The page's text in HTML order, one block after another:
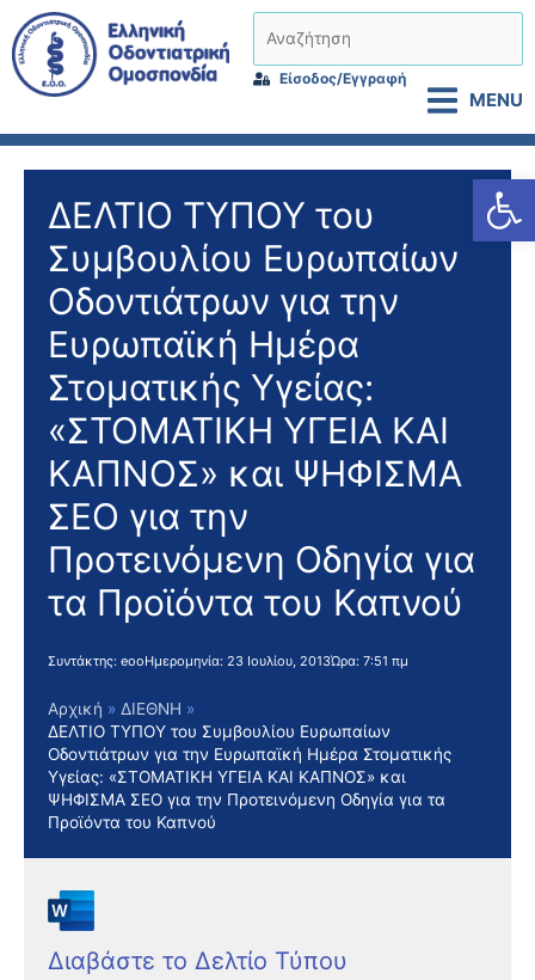
Μετάβαση
στο
περιεχόμενο
Είσοδος/Εγγραφή
MENU
ΔΕΛΤΙΟ ΤΥΠΟΥ του
Συμβουλίου Ευρωπαίων
Οδοντιάτρων για την
Ευρωπαϊκή Ημέρα
Στοματικής Υγείας:
«ΣΤΟΜΑΤΙΚΗ ΥΓΕΙΑ ΚΑΙ
ΚΑΠΝΟΣ» και ΨΗΦΙΣΜΑ
ΣΕΟ για την
Προτεινόμενη Οδηγία για
τα Προϊόντα του Καπνού
Συντάκτης: eooΗμερομηνία: 23 Ιουλίου, 2013Ώρα: 7:51 πμ
Αρχική
ΔΙΕΘΝΗ
ΔΕΛΤΙΟ ΤΥΠΟΥ του Συμβουλίου Ευρωπαίων
Οδοντιάτρων για την Ευρωπαϊκή Ημέρα Στοματικής
Υγείας: «ΣΤΟΜΑΤΙΚΗ ΥΓΕΙΑ ΚΑΙ ΚΑΠΝΟΣ» και
ΨΗΦΙΣΜΑ ΣΕΟ για την Προτεινόμενη Οδηγία για τα
Προϊόντα του Καπνού
Διαβάστε το Δελτίο Τύπου